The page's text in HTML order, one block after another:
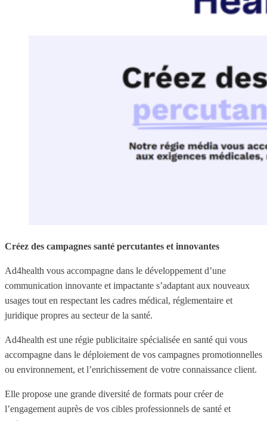
Créez des campagnes santé percutantes et innovantes
Ad4health vous accompagne dans le développement d’une
communication innovante et impactante s’adaptant aux nouveaux
usages tout en respectant les cadres médical, réglementaire et
juridique propres au secteur de la santé.
Ad4health est une régie publicitaire spécialisée en santé qui vous
accompagne dans le déploiement de vos campagnes promotionnelles
ou environnement, et l’enrichissement de votre connaissance client.
Elle propose une grande diversité de formats pour créer de
l’engagement auprès de vos cibles professionnels de santé et